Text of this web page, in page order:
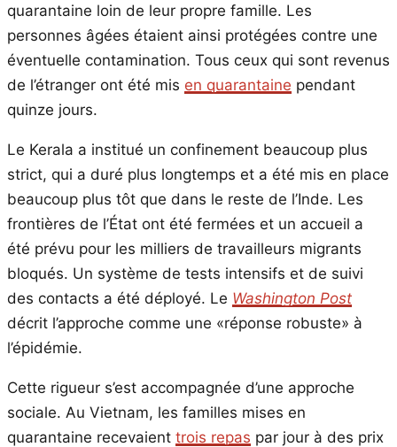
quarantaine loin de leur propre famille. Les
personnes âgées étaient ainsi protégées contre une
éventuelle contamination. Tous ceux qui sont revenus
de l’étranger ont été mis en quarantaine pendant
quinze jours.
Le Kerala a institué un confinement beaucoup plus
strict, qui a duré plus longtemps et a été mis en place
beaucoup plus tôt que dans le reste de l’Inde. Les
frontières de l’État ont été fermées et un accueil a
été prévu pour les milliers de travailleurs migrants
bloqués. Un système de tests intensifs et de suivi
des contacts a été déployé. Le Washington Post
décrit l’approche comme une «réponse robuste» à
l’épidémie.
Cette rigueur s’est accompagnée d’une approche
sociale. Au Vietnam, les familles mises en
quarantaine recevaient trois repas par jour à des prix